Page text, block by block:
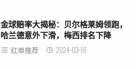
金球赔率大揭秘：贝尔格莱姆领跑，
哈兰德意外下滑，梅西排名下降
红单推荐 2024-03-16